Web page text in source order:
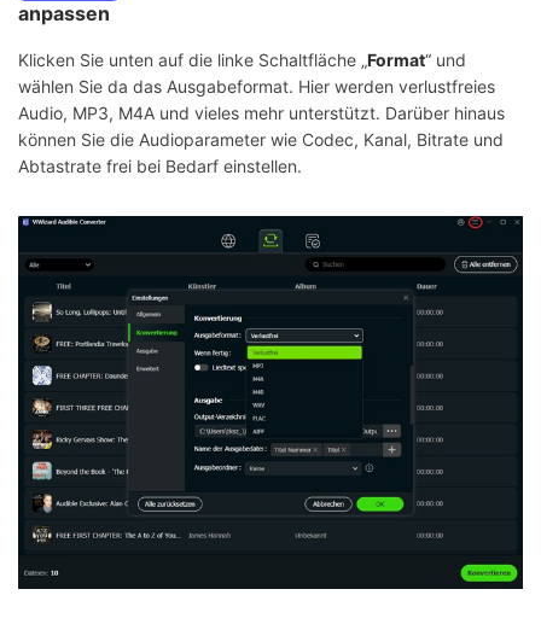
anpassen
Klicken Sie unten auf die linke Schaltfläche „Format“ und
wählen Sie da das Ausgabeformat. Hier werden verlustfreies
Audio, MP3, M4A und vieles mehr unterstützt. Darüber hinaus
können Sie die Audioparameter wie Codec, Kanal, Bitrate und
Abtastrate frei bei Bedarf einstellen.